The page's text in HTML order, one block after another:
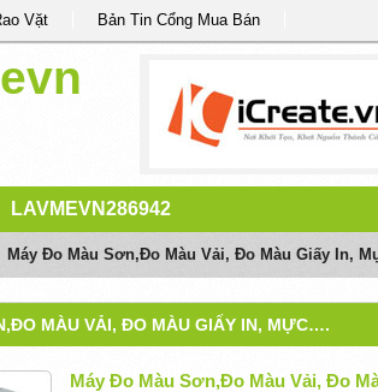
Vặt Bản Tin Cổng Mua Bán
LAVMEVN286942
Máy Đo Màu Sơn,đo Màu Vải, Đo Màu Giấy In,
MÀU VẢI, ĐO MÀU GIẤY IN, MỰC….
Máy Đo Màu Sơn,đo Màu Vải, Đo